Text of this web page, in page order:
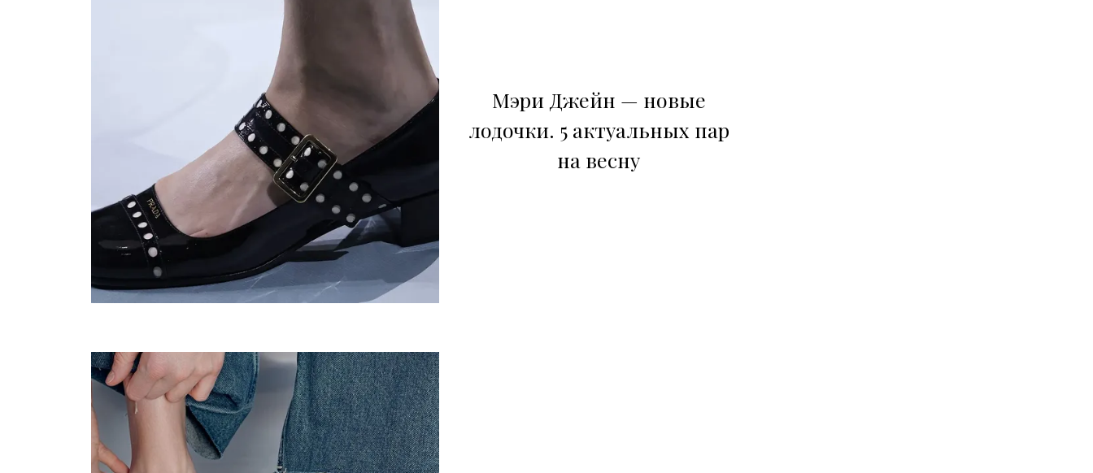
Мэри Джейн — новые
лодочки. 5 актуальных пар
на весну